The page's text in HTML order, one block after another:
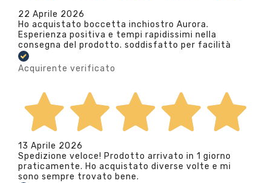
22 Aprile 2026
Ho acquistato boccetta inchiostro Aurora.
Esperienza positiva e tempi rapidissimi nella
consegna del prodotto. soddisfatto per facilità
Acquirente verificato
13 Aprile 2026
Spedizione veloce! Prodotto arrivato in 1 giorno
praticamente. Ho acquistato diverse volte e mi
sono sempre trovato bene.